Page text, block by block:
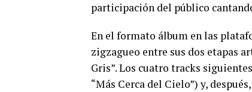
participación del público
En el formato álbum en las
zigzagueo entre sus dos etapas
Gris”. Los cuatro tracks
“Más Cerca del Cielo”) y,